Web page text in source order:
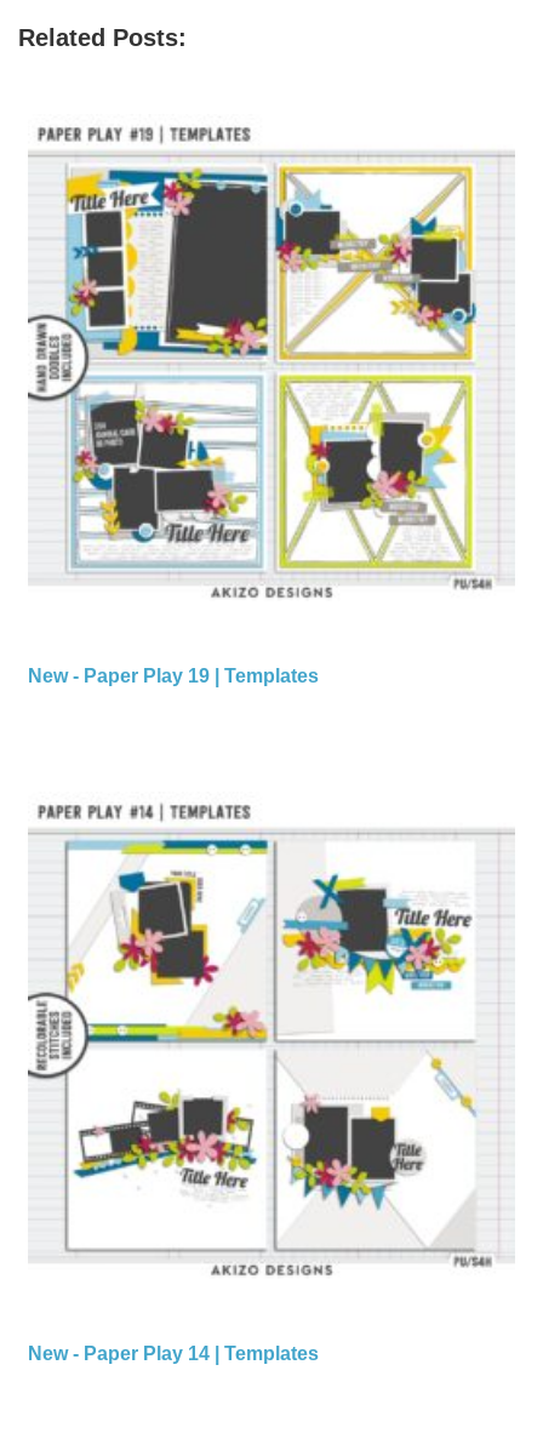
Related Posts:
New - Paper Play 19 | Templates
New - Paper Play 14 | Templates